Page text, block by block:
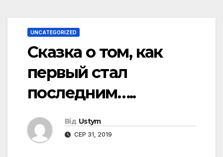
UNCATEGORIZED
Сказка о том, как
первый стал
последним…..
Від Ustym
СЕР 31, 2019